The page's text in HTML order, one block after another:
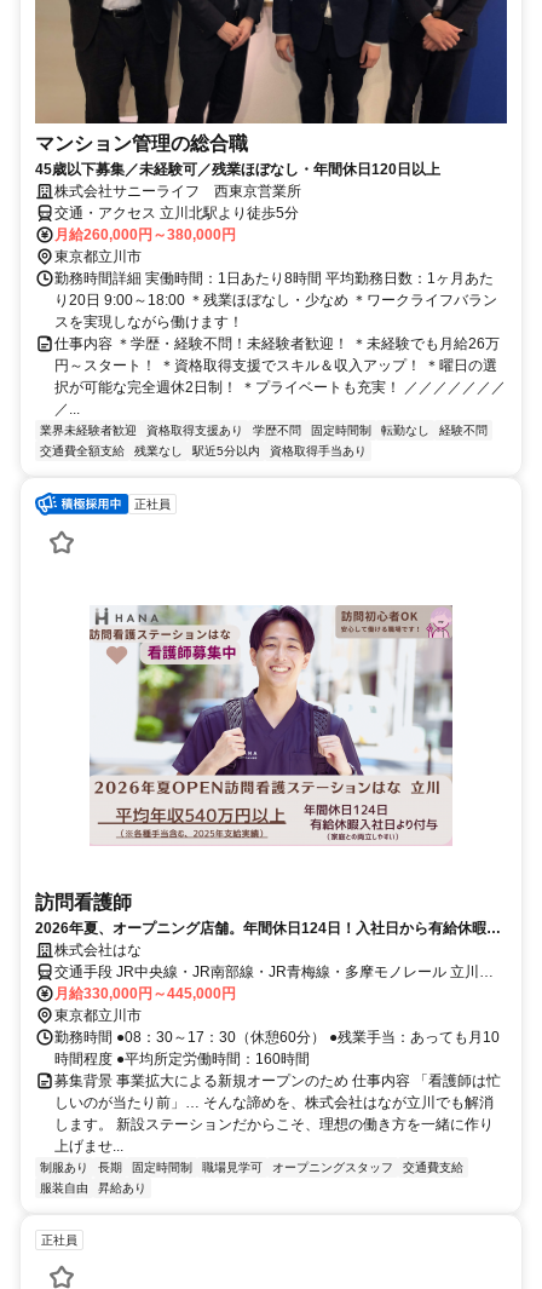
マンション管理の総合職
45歳以下募集／未経験可／残業ほぼなし・年間休日120日以上
株式会社サニーライフ 西東京営業所
交通・アクセス 立川北駅より徒歩5分
月給260,000円～380,000円
東京都立川市
勤務時間詳細 実働時間：1日あたり8時間 平均勤務日数：1ヶ月あた
り20日 9:00～18:00 ＊残業ほぼなし・少なめ ＊ワークライフバラン
スを実現しながら働けます！
仕事内容 ＊学歴・経験不問！未経験者歓迎！ ＊未経験でも月給26万
円～スタート！ ＊資格取得支援でスキル＆収入アップ！ ＊曜日の選
択が可能な完全週休2日制！ ＊プライベートも充実！ ／／／／／／／
／...
業界未経験者歓迎 資格取得支援あり 学歴不問 固定時間制 転勤なし
経験不問
交通費全額支給
残業なし 駅近5分以内 資格取得手当あり
正社員
訪問看護師
2026年夏、オープニング店舗。年間休日124日！入社日から有給休暇＆
リフレッシュ休暇付与！
株式会社はな
交通手段 JR中央線・JR南部線・JR青梅線・多摩モノレール 立川駅
から徒歩4分 【最寄り駅】 ・ＪＲ青梅線「立川駅」 ・ＪＲ南武線
「立川駅」 ・その他
月給330,000円～445,000円
東京都立川市
勤務時間 ●08：30～17：30（休憩60分） ●残業手当：あっても月10
時間程度 ●平均所定労働時間：160時間
募集背景 事業拡大による新規オープンのため 仕事内容 「看護師は忙
しいのが当たり前」… そんな諦めを、株式会社はなが立川でも解消
します。 新設ステーションだからこそ、理想の働き方を一緒に作り
上げませ...
制服あり 長期 固定時間制 職場見学可 オープニングスタッフ
交通費支給
服装自由
昇給あり
正社員